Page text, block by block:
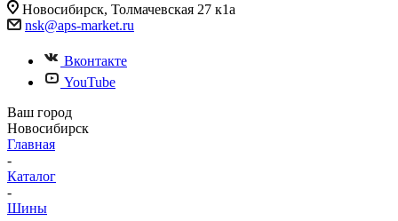
Новосибирск, Толмачевская 27 к1а
nsk@aps-market.ru
Вконтакте
YouTube
Ваш город
Новосибирск
Главная
-
Каталог
-
Шины